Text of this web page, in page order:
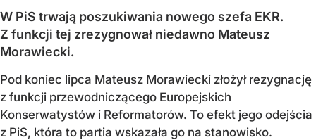
W PiS trwają poszukiwania nowego szefa EKR.
Z funkcji tej zrezygnował niedawno Mateusz
Morawiecki.
Pod koniec lipca Mateusz Morawiecki złożył rezygnację
z funkcji przewodniczącego Europejskich
Konserwatystów i Reformatorów. To efekt jego odejścia
z PiS, która to partia wskazała go na stanowisko.